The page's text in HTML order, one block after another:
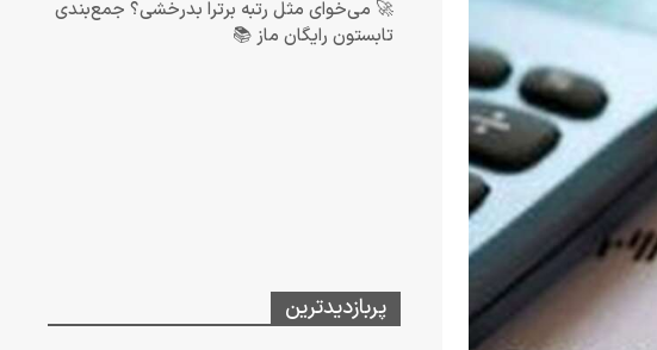
🚀 می‌خوای مثل رتبه برترا بدرخشی؟ جمع‌بندی
تابستون رایگان ماز 📚
پربازدیدترین